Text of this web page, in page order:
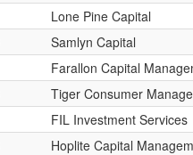
Lone Pine Capital
Samlyn Capital
Farallon Capital
Tiger Consumer
FIL Investment Services
Hoplite Capital